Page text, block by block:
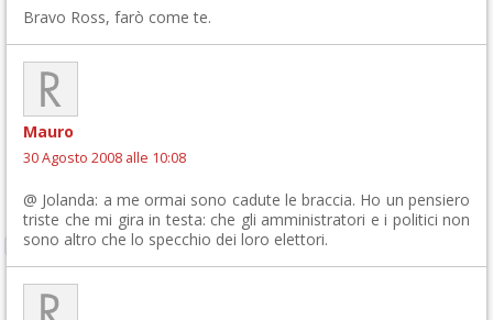
Bravo Ross, farò come te.
Mauro
30 Agosto 2008 alle 10:08
@ Jolanda: a me ormai sono cadute le braccia. Ho un pensiero
triste che mi gira in testa: che gli amministratori e i politici non
sono altro che lo specchio dei loro elettori.